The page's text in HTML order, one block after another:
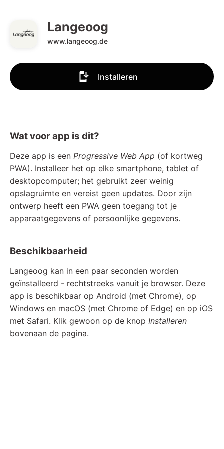
Langeoog
www.langeoog.de
Installeren
Wat voor app is dit?
Deze app is een Progressive Web App (of kortweg
PWA). Installeer het op elke smartphone, tablet of
desktopcomputer; het gebruikt zeer weinig
opslagruimte en vereist geen updates. Door zijn
ontwerp heeft een PWA geen toegang tot je
apparaatgegevens of persoonlijke gegevens.
Beschikbaarheid
Langeoog kan in een paar seconden worden
geïnstalleerd - rechtstreeks vanuit je browser. Deze
app is beschikbaar op Android (met Chrome), op
Windows en macOS (met Chrome of Edge) en op iOS
met Safari. Klik gewoon op de knop Installeren
bovenaan de pagina.